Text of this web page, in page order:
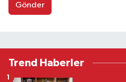
Gönder
Trend Haberler
1